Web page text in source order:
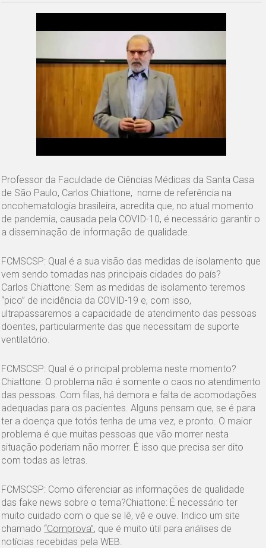
Professor da Faculdade de Ciências Médicas da Santa Casa
de São Paulo, Carlos Chiattone, nome de referência na
oncohematologia brasileira, acredita que, no atual momento
de pandemia, causada pela COVID-10, é necessário garantir o
a disseminação de informação de qualidade.
FCMSCSP: Qual é a sua visão das medidas de isolamento que
vem sendo tomadas nas principais cidades do país?
Carlos Chiattone: Sem as medidas de isolamento teremos
“pico” de incidência da COVID-19 e, com isso,
ultrapassaremos a capacidade de atendimento das pessoas
doentes, particularmente das que necessitam de suporte
ventilatório.
FCMSCSP: Qual é o principal problema neste momento?
Chiattone: O problema não é somente o caos no atendimento
das pessoas. Com filas, há demora e falta de acomodações
adequadas para os pacientes. Alguns pensam que, se é para
ter a doença que totós tenha de uma vez, e pronto. O maior
problema é que muitas pessoas que vão morrer nesta
situação poderiam não morrer. É isso que precisa ser dito
com todas as letras.
FCMSCSP: Como diferenciar as informações de qualidade
das fake news sobre o tema?Chiattone: É necessário ter
muito cuidado com o que se lê, vê e ouve. Indico um site
chamado “Comprova”, que é muito útil para análises de
notícias recebidas pela WEB.